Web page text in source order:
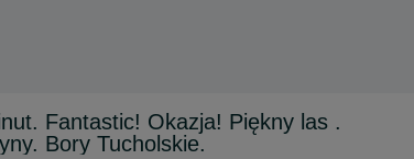
Fantastic! Okazja! Piękny las .
Bory Tucholskie.